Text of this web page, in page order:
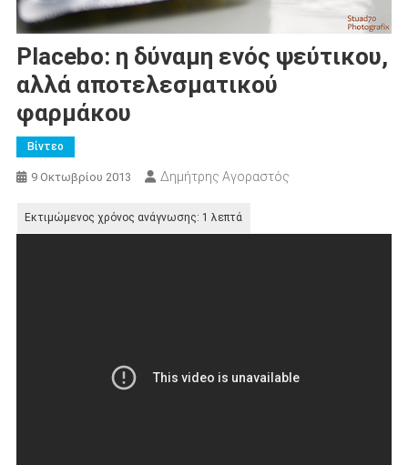
Placebo: η δύναμη ενός ψεύτικου,
αλλά αποτελεσματικού
φαρμάκου
Βίντεο
9 Οκτωβρίου 2013 Δημήτρης Αγοραστός